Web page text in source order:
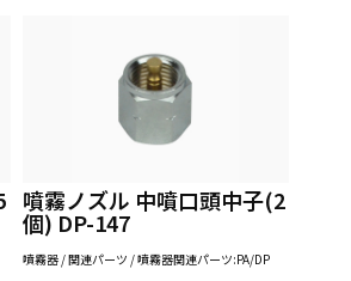
噴霧ノズル 中噴口頭中子(2
個) DP-147
噴霧器 / 関連パーツ / 噴霧器関連パーツ:PA/DP